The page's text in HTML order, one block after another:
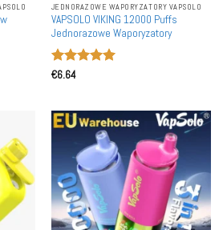
JEDNORAZOWE WAPORYZATORY VAPSOLO
VAPSOLO VIKING 12000 Puffs
Jednorazowe Waporyzatory
Oceniono
€6.64